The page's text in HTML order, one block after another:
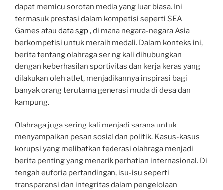
dapat memicu sorotan media yang luar biasa. Ini
termasuk prestasi dalam kompetisi seperti SEA
Games atau data sgp, di mana negara-negara Asia
berkompetisi untuk meraih medali. Dalam konteks ini,
berita tentang olahraga sering kali dihubungkan
dengan keberhasilan sportivitas dan kerja keras yang
dilakukan oleh atlet, menjadikannya inspirasi bagi
banyak orang terutama generasi muda di desa dan
kampung.
Olahraga juga sering kali menjadi sarana untuk
menyampaikan pesan sosial dan politik. Kasus-kasus
korupsi yang melibatkan federasi olahraga menjadi
berita penting yang menarik perhatian internasional. Di
tengah euforia pertandingan, isu-isu seperti
transparansi dan integritas dalam pengelolaan